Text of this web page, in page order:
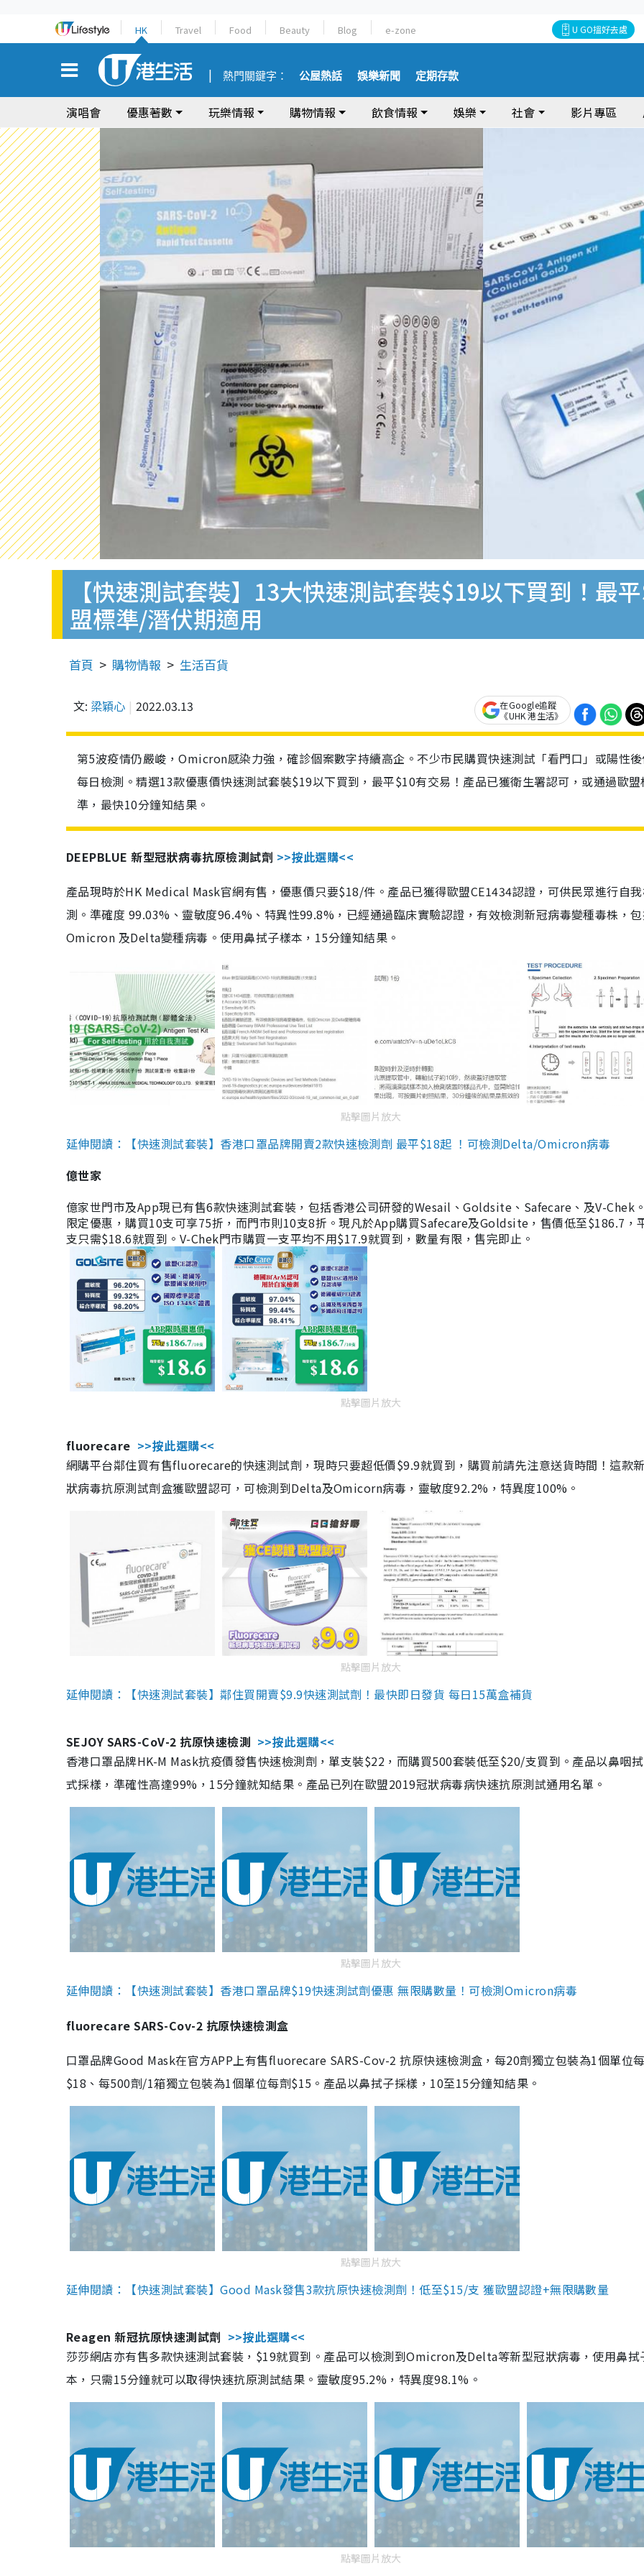
HK Travel Food Beauty Blog e-zone U GO搵好去處
熱門關鍵字： 公屋熱話 娛樂新聞 定期存款
演唱會 優惠著數 玩樂情報 購物情報 飲食情報 娛樂 社會 影片專區
【快速測試套裝】13大快速測試套裝$19以下買到！最
盟標準/潛伏期適用
首頁 購物情報 生活百貨
文: 梁穎心 2022.03.13
在Google追蹤
《UHK 港生活》
第5波疫情仍嚴峻，Omicron感染力強，確診個案數字持續高企。不少市民購買快速測試「看門口」或陽性
每日檢測。精選13款優惠價快速測試套裝$19以下買到，最平$10有交易！產品已獲衛生署認可，或通過歐盟
準，最快10分鐘知結果。
DEEPBLUE 新型冠狀病毒抗原檢測試劑 >>按此選購<<
產品現時於HK Medical Mask官網有售，優惠價只要$18/件。產品已獲得歐盟CE1434認證，可供民眾進行自
測。準確度 99.03%、靈敏度96.4%、特異性99.8%，已經通過臨床實驗認證，有效檢測新冠病毒變種毒株，
Omicron 及Delta變種病毒。使用鼻拭子樣本，15分鐘知結果。
點擊圖片放大
延伸閱讀：【快速測試套裝】香港口罩品牌開賣2款快速檢測劑 最平$18起 ！可檢測Delta/Omicron病毒
億世家
億家世門市及App現已有售6款快速測試套裝，包括香港公司研發的Wesail、Goldsite、Safecare、及V-Chek
限定優惠，購買10支可享75折，而門市則10支8折。現凡於App購買Safecare及Goldsite，售價低至$186.7，
支只需$18.6就買到。V-Chek門市購買一支平均不用$17.9就買到，數量有限，售完即止。
點擊圖片放大
fluorecare >>按此選購<<
網購平台鄰住買有售fluorecare的快速測試劑，現時只要超低價$9.9就買到，購買前請先注意送貨時間！這款
狀病毒抗原測試劑盒獲歐盟認可，可檢測到Delta及Omicorn病毒，靈敏度92.2%，特異度100%。
點擊圖片放大
延伸閱讀：【快速測試套裝】鄰住買開賣$9.9快速測試劑！最快即日發貨 每日15萬盒補貨
SEJOY SARS-CoV-2 抗原快速檢測 >>按此選購<<
香港口罩品牌HK-M Mask抗疫價發售快速檢測劑，單支裝$22，而購買500套裝低至$20/支買到。產品以鼻咽
式採樣，準確性高達99%，15分鐘就知結果。產品已列在歐盟2019冠狀病毒病快速抗原測試通用名單。
點擊圖片放大
延伸閱讀：【快速測試套裝】香港口罩品牌$19快速測試劑優惠 無限購數量！可檢測Omicron病毒
fluorecare SARS-Cov-2 抗原快速檢測盒
口罩品牌Good Mask在官方APP上有售fluorecare SARS-Cov-2 抗原快速檢測盒，每20劑獨立包裝為1個單位
$18、每500劑/1箱獨立包裝為1個單位每劑$15。產品以鼻拭子採樣，10至15分鐘知結果。
點擊圖片放大
延伸閱讀：【快速測試套裝】Good Mask發售3款抗原快速檢測劑！低至$15/支 獲歐盟認證+無限購數量
Reagen 新冠抗原快速測試劑 >>按此選購<<
莎莎網店亦有售多款快速測試套裝，$19就買到。產品可以檢測到Omicron及Delta等新型冠狀病毒，使用鼻拭
本，只需15分鐘就可以取得快速抗原測試結果。靈敏度95.2%，特異度98.1%。
點擊圖片放大